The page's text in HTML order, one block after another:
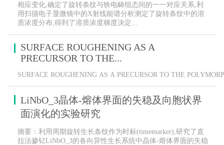
相应变化,确定了旋转条纹与铁电畴组态间的一一对应关系,利
用扫描电子显微镜中的X射线能谱分析测定了旋转条纹中的溶
质浓度分布,得到了溶质浓度梯度决定...
SURFACE ROUGHENING AS A
PRECURSOR TO THE...
SURFACE ROUGHENING AS A PRECURSOR TO THE
LiNbO_3晶体-熔体界面的失稳及向胞状界
面演化的实验研究
摘要：利用周期旋转生长条纹作为时标(timemarker),研究了直
拉法掺钇LiNbO_3的各向异性生长系统中晶体-熔体界面的失稳